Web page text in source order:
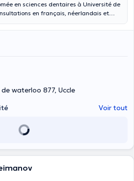
en sciences dentaires à Université de
en français, néerlandais et
waterloo 877, Uccle
Voir tout